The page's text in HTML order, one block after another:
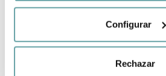
Configurar
Rechazar